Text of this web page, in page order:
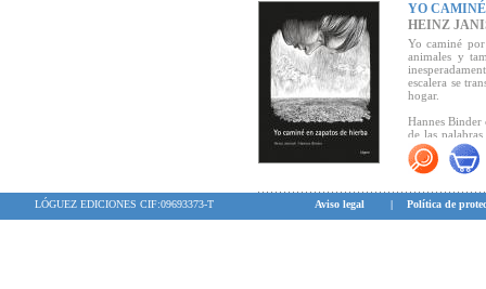
YO
HEINZ
Yo caminé
animales y
escalera se
hogar.
Hannes
de las
lleva más allá
LÓGUEZ EDICIONES CIF:09693373-T Aviso legal | Política de